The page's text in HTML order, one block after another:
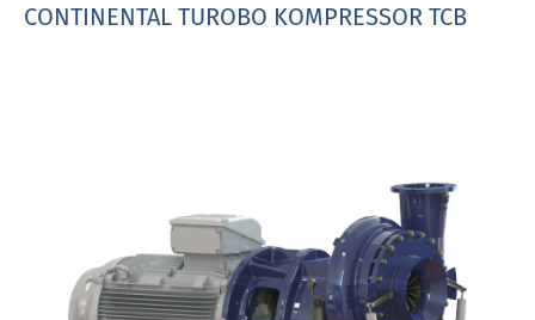
CONTINENTAL TUROBO KOMPRESSOR TCB